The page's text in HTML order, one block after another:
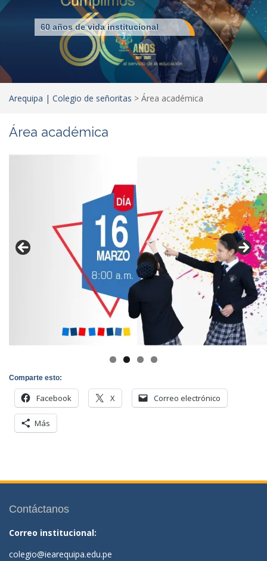
60 años de vida institucional
Arequipa | Colegio de señoritas > Área académica
Área académica
Comparte esto:
Facebook X Correo electrónico
Más
Contáctanos
Correo institucional:
colegio@iearequipa.edu.pe